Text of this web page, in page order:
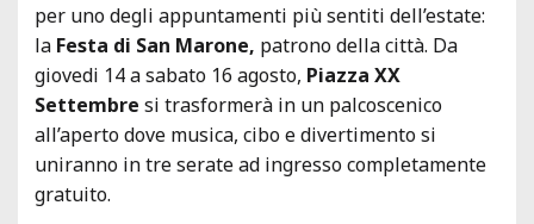
per uno degli appuntamenti più sentiti dell’estate:
la Festa di San Marone, patrono della città. Da
giovedi 14 a sabato 16 agosto, Piazza XX
Settembre si trasformerà in un palcoscenico
all’aperto dove musica, cibo e divertimento si
uniranno in tre serate ad ingresso completamente
gratuito.